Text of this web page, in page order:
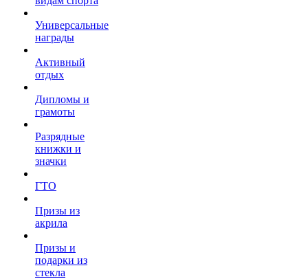
Универсальные
награды
Активный
отдых
Дипломы и
грамоты
Разрядные
книжки и
значки
ГТО
Призы из
акрила
Призы и
подарки из
стекла